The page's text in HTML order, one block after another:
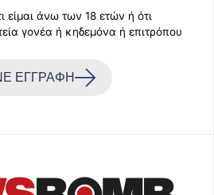
άνω των 18 ετών ή ότι
γονέα ή κηδεμόνα ή επιτρόπου
ΕΓΓΡΑΦΗ